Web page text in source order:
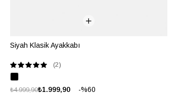
Siyah Klasik Ayakkabı
(2)
%60
₺1.999,90
₺4.999,90